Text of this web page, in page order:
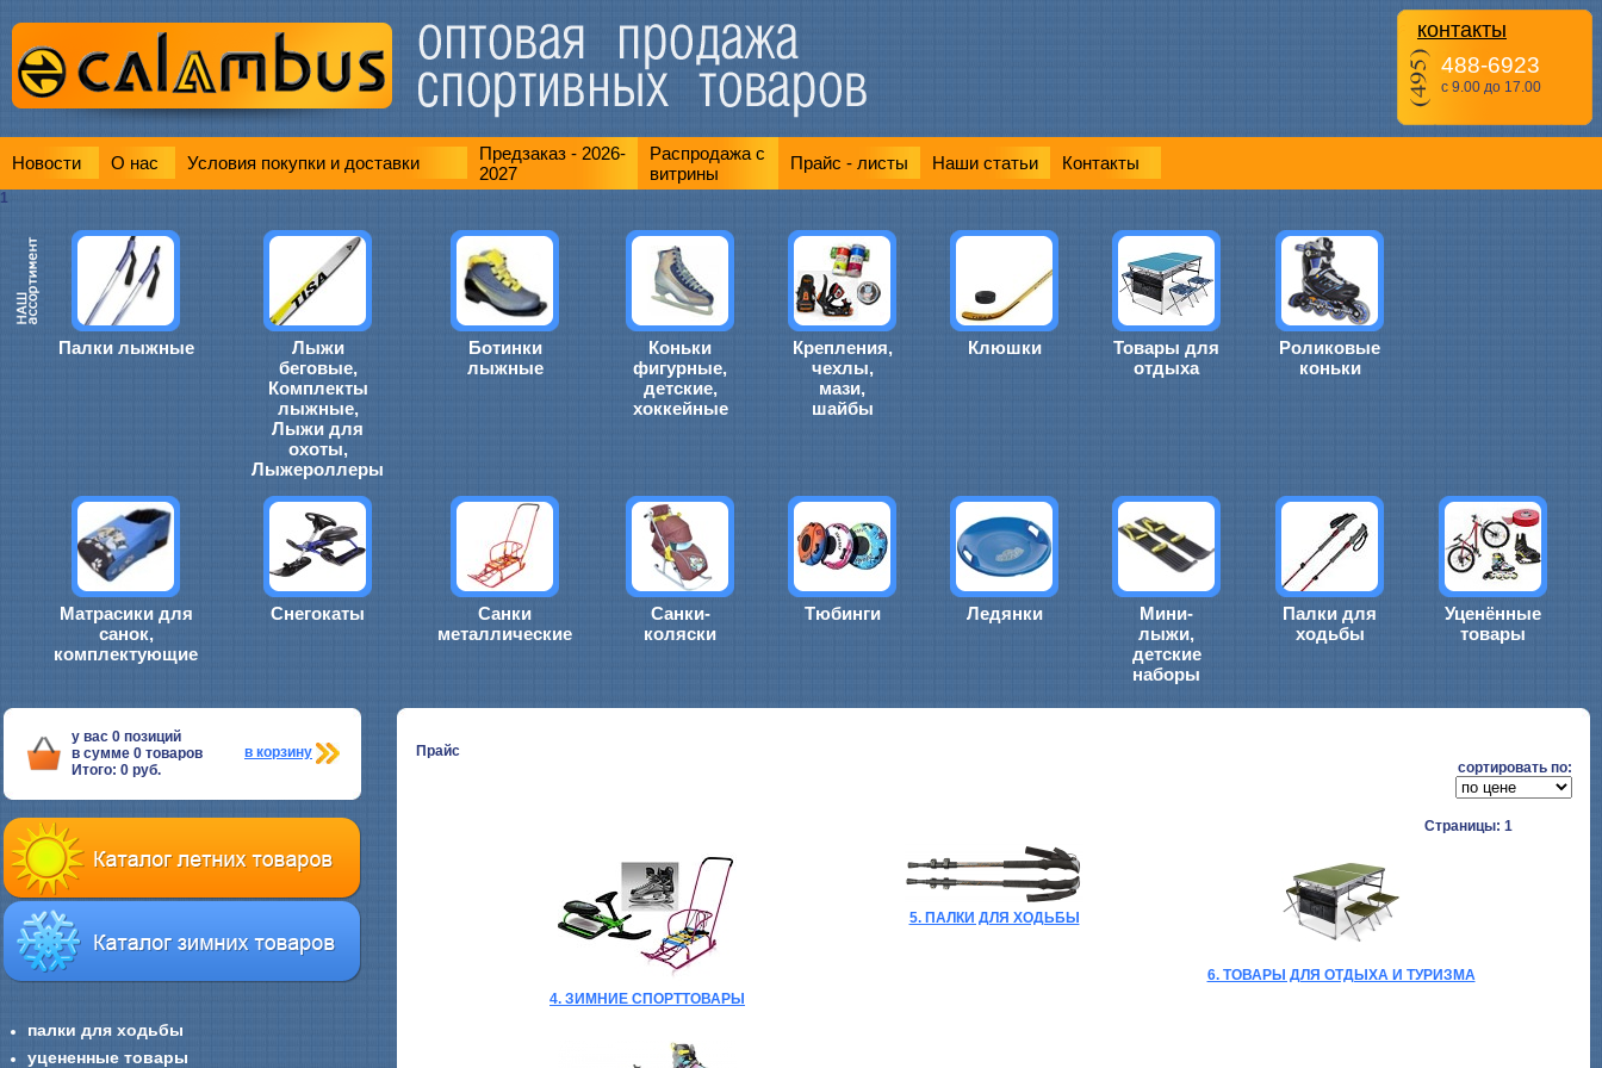
контакты
488-6923
с 9.00 до 17.00
Новости О нас Условия покупки и доставки
Предзаказ - 2026-
2027
Распродажа с
витрины
Прайс - листы Наши статьи Контакты
1
Палки лыжные
Лыжи
беговые,
Комплекты
лыжные,
Лыжи для
охоты,
Лыжероллеры
Ботинки
лыжные
Коньки
фигурные,
детские,
хоккейные
Крепления,
чехлы,
мази,
шайбы
Клюшки
Товары для
отдыха
Роликовые
коньки
Матрасики для
санок,
комплектующие
Снегокаты
Санки
металлические
Санки-
коляски
Тюбинги Ледянки
Мини-
лыжи,
детские
наборы
Палки для
ходьбы
Уценённые
товары
у вас 0 позиций
в сумме 0 товаров
Итого: 0 руб.
в корзину
палки для ходьбы
уцененные товары
Прайс
cортировать по:
Страницы: 1
4. ЗИМНИЕ СПОРТТОВАРЫ
5. ПАЛКИ ДЛЯ ХОДЬБЫ
6. ТОВАРЫ ДЛЯ ОТДЫХА И ТУРИЗМА